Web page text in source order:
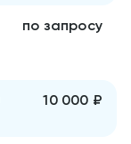
по запросу
10 000 ₽